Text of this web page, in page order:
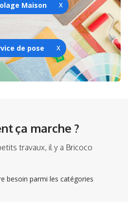
Maison
de pose
ça marche ?
travaux, il y a Bricoco
besoin parmi les catégories